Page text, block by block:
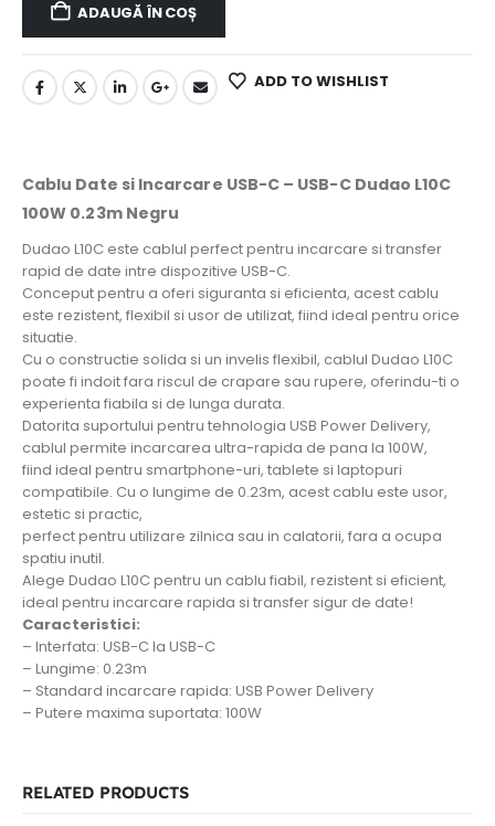
ADAUGĂ ÎN COȘ
ADD TO WISHLIST
Cablu Date si Incarcare USB-C – USB-C Dudao L10C
100W 0.23m Negru
Dudao L10C este cablul perfect pentru incarcare si transfer
rapid de date intre dispozitive USB-C.
Conceput pentru a oferi siguranta si eficienta, acest cablu
este rezistent, flexibil si usor de utilizat, fiind ideal pentru orice
situatie.
Cu o constructie solida si un invelis flexibil, cablul Dudao L10C
poate fi indoit fara riscul de crapare sau rupere, oferindu-ti o
experienta fiabila si de lunga durata.
Datorita suportului pentru tehnologia USB Power Delivery,
cablul permite incarcarea ultra-rapida de pana la 100W,
fiind ideal pentru smartphone-uri, tablete si laptopuri
compatibile. Cu o lungime de 0.23m, acest cablu este usor,
estetic si practic,
perfect pentru utilizare zilnica sau in calatorii, fara a ocupa
spatiu inutil.
Alege Dudao L10C pentru un cablu fiabil, rezistent si eficient,
ideal pentru incarcare rapida si transfer sigur de date!
Caracteristici:
– Interfata: USB-C la USB-C
– Lungime: 0.23m
– Standard incarcare rapida: USB Power Delivery
– Putere maxima suportata: 100W
RELATED PRODUCTS